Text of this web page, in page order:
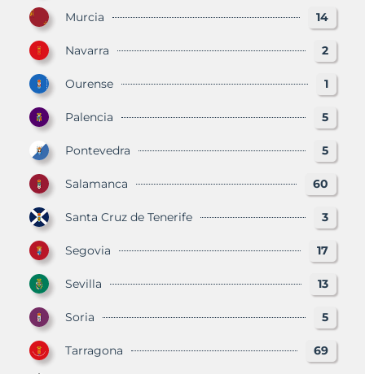
Murcia 14
Navarra 2
Ourense 1
Palencia 5
Pontevedra 5
Salamanca 60
Santa Cruz de Tenerife 3
Segovia 17
Sevilla 13
Soria 5
Tarragona 69